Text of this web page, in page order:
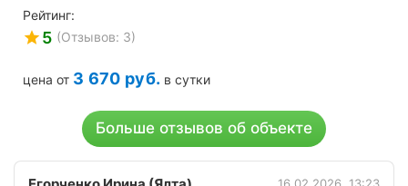
Рейтинг:
5 (Отзывов: 3)
цена от 3 670 руб. в сутки
Больше отзывов об объекте